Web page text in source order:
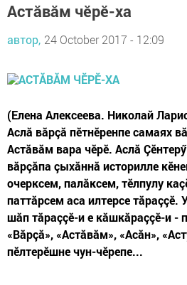
Астăвăм чӗрӗ-ха
автор, 24 October 2017 - 12:09
(Елена Алексеева. Николай
Аслă вăрçă пӗтнӗренпе самаях
Астăвăм вара чӗрӗ. Аслă
вăрçăпа çыхăннă историлле
очерксем, палăксем, тӗлпулу
паттăрсем аса илтерсе
шăп тăраççӗ-и е кăшкăраççӗ-и -
«Вăрçă», «Астăвăм», «Асăн»,
пӗлтерӗшне чун-чӗрепе...